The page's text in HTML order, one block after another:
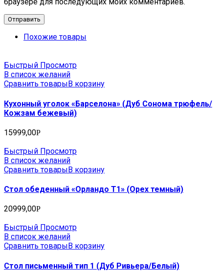
браузере для последующих моих комментариев.
Похожие товары
Быстрый Просмотр
В список желаний
Сравнить товары В корзину
Кухонный уголок «Барселона» (Дуб Сонома трюфель/
Кожзам бежевый)
15999,00Р
Быстрый Просмотр
В список желаний
Сравнить товарыВ корзину
Стол обеденный «Орландо Т1» (Орех темный)
20999,00Р
Быстрый Просмотр
В список желаний
Сравнить товары В корзину
Стол письменный тип 1 (Дуб Ривьера/Белый)